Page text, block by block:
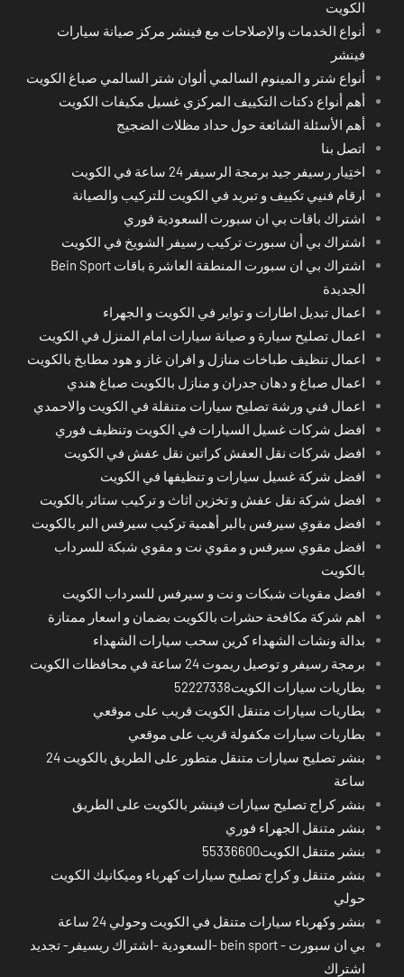
الكويت
أنواع الخدمات والإصلاحات مع فينشر مركز صيانة سيارات
فينشر
أنواع شتر و المينوم السالمي ألوان شتر السالمي صباغ الكويت
أهم أنواع دكتات التكييف المركزي غسيل مكيفات الكويت
أهم الأسئلة الشائعة حول حداد مظلات الضجيج
اتصل بنا
اختِيار رسيفر جيد برمجة الرسيفر 24 ساعة في الكويت
ارقام فنيي تكييف و تبريد في الكويت للتركيب والصيانة
اشتراك باقات بي ان سبورت السعودية فوري
اشتراك بي أن سبورت تركيب رسيفر الشويخ في الكويت
اشتراك بي ان سبورت المنطقة العاشرة باقات Bein Sport
الجديدة
اعمال تبديل اطارات و تواير في الكويت و الجهراء
اعمال تصليح سيارة و صيانة سيارات امام المنزل في الكويت
اعمال تنظيف طباخات منازل و افران غاز و هود مطابخ بالكويت
اعمال صباغ و دهان جدران و منازل بالكويت صباغ هندي
اعمال فني ورشة تصليح سيارات متنقلة في الكويت والاحمدي
افضل شركات غسيل السيارات في الكويت وتنظيف فوري
افضل شركات نقل العفش كراتين نقل عفش في الكويت
افضل شركة غسيل سيارات و تنظيفها في الكويت
افضل شركة نقل عفش و تخزين اثاث و تركيب ستائر بالكويت
افضل مقوي سيرفس بالبر أهمية تركيب سيرفس البر بالكويت
افضل مقوي سيرفس و مقوي نت و مقوي شبكة للسرداب
بالكويت
افضل مقويات شبكات و نت و سيرفس للسرداب الكويت
اهم شركة مكافحة حشرات بالكويت بضمان و اسعار ممتازة
بدالة ونشات الشهداء كرين سحب سيارات الشهداء
برمجة رسيفر و توصيل ريموت 24 ساعة في محافظات الكويت
بطاريات سيارات الكويت52227338
بطاريات سيارات متنقل الكويت قريب على موقعي
بطاريات سيارات مكفولة قريب على موقعي
بنشر تصليح سيارات متنقل متطور على الطريق بالكويت 24
ساعة
بنشر كراج تصليح سيارات فينشر بالكويت على الطريق
بنشر متنقل الجهراء فوري
بنشر متنقل الكويت55336600
بنشر متنقل و كراج تصليح سيارات كهرباء وميكانيك الكويت
حولي
بنشر وكهرباء سيارات متنقل في الكويت وحولي 24 ساعة
بي ان سبورت - bein sport -السعودية -اشتراك ريسيفر- تجديد
اشتراك